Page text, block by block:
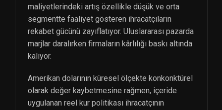
maliyetlerindeki artış özellikle düşük ve orta
segmentte faaliyet gösteren ihracatçıların
rekabet gücünü zayıflatıyor. Uluslararası pazarda
marjlar daralırken firmaların kârlılığı baskı altında
kalıyor.
Amerikan dolarının küresel ölçekte konkonktürel
olarak değer kaybetmesine rağmen, içeride
uygulanan reel kur politikası ihracatçının